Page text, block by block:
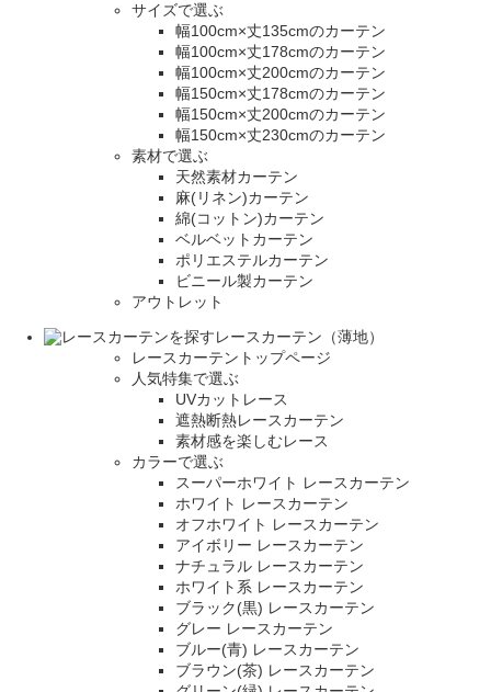
サイズで選ぶ
幅100cm×丈135cmのカーテン
幅100cm×丈178cmのカーテン
幅100cm×丈200cmのカーテン
幅150cm×丈178cmのカーテン
幅150cm×丈200cmのカーテン
幅150cm×丈230cmのカーテン
素材で選ぶ
天然素材カーテン
麻(リネン)カーテン
綿(コットン)カーテン
ベルベットカーテン
ポリエステルカーテン
ビニール製カーテン
アウトレット
レースカーテン（薄地）
レースカーテントップページ
人気特集で選ぶ
UVカットレース
遮熱断熱レースカーテン
素材感を楽しむレース
カラーで選ぶ
スーパーホワイト レースカーテン
ホワイト レースカーテン
オフホワイト レースカーテン
アイボリー レースカーテン
ナチュラル レースカーテン
ホワイト系 レースカーテン
ブラック(黒) レースカーテン
グレー レースカーテン
ブルー(青) レースカーテン
ブラウン(茶) レースカーテン